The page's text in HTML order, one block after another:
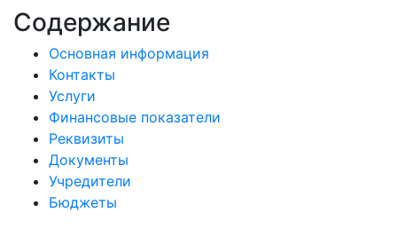
Содержание
Основная информация
Контакты
Услуги
Финансовые показатели
Реквизиты
Документы
Учредители
Бюджеты